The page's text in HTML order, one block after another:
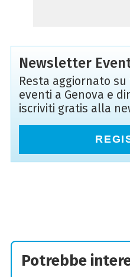
Newsletter
Resta aggiornato
eventi a Genova e
iscriviti gratis alla
Potrebbe